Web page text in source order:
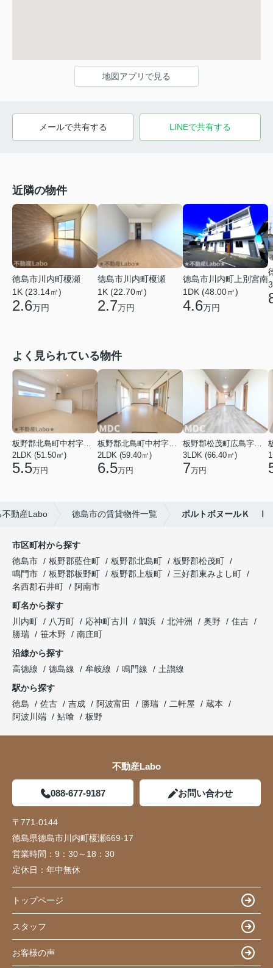
地図アプリで見る
メールで共有する LINEで共有する
近隣の物件
徳島市川内町榎瀬
1K (23.14㎡)
2.6万円
徳島市川内町榎瀬
1K (22.70㎡)
2.7万円
徳島市川内町上別宮南
1DK (48.00㎡)
4.6万円
よく見られている物件
板野郡北島町中村字東堤ノ内
2LDK (51.50㎡)
5.5万円
板野郡北島町中村字本須
2LDK (59.40㎡)
6.5万円
板野郡松茂町広島字南ハリ
3LDK (66.40㎡)
7万円
不動産Labo 徳島市の賃貸物件一覧 ポルトボヌールＫ Ⅰ
市区町村から探す
徳島市
板野郡藍住町 板野郡北島町
板野郡松茂町
鳴門市
板野郡板野町 板野郡上板町
三好郡東みよし町
名西郡石井町
阿南市
町名から探す
川内町
八万町 応神町古川 鯛浜 北沖洲 奥野
住吉
勝瑞
笹木野
南庄町
沿線から探す
高徳線
徳島線 牟岐線 鳴門線
土讃線
駅から探す
徳島
佐古 吉成 阿波富田 勝瑞 二軒屋
蔵本
阿波川端
鮎喰 板野
不動産Labo
088-677-9187 お問い合わせ
〒771-0144
徳島県徳島市川内町榎瀬669-17
営業時間： 9：30～18：30
定休日： 年中無休
トップページ
スタッフ
お客様の声